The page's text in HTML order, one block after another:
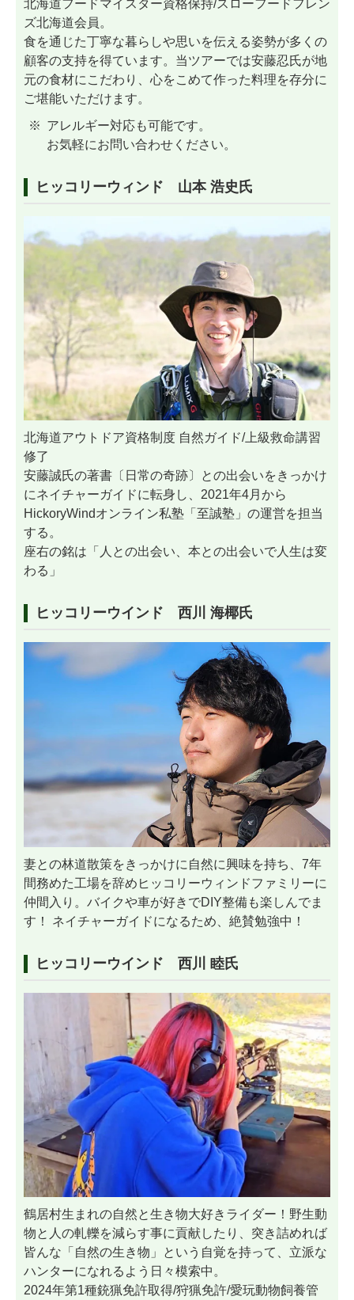
北海道フードマイスター資格保持/スローフードフレン
ズ北海道会員。
食を通じた丁寧な暮らしや思いを伝える姿勢が多くの
顧客の支持を得ています。当ツアーでは安藤忍氏が地
元の食材にこだわり、心をこめて作った料理を存分に
ご堪能いただけます。
アレルギー対応も可能です。
お気軽にお問い合わせください。
ヒッコリーウィンド 山本 浩史氏
北海道アウトドア資格制度 自然ガイド/上級救命講習
修了
安藤誠氏の著書〔日常の奇跡〕との出会いをきっかけ
にネイチャーガイドに転身し、2021年4月から
HickoryWindオンライン私塾「至誠塾」の運営を担当
する。
座右の銘は「人との出会い、本との出会いで人生は変
わる」
ヒッコリーウインド 西川 海椰氏
妻との林道散策をきっかけに自然に興味を持ち、7年
間務めた工場を辞めヒッコリーウィンドファミリーに
仲間入り。バイクや車が好きでDIY整備も楽しんでま
す！ ネイチャーガイドになるため、絶賛勉強中！
ヒッコリーウインド 西川 睦氏
鶴居村生まれの自然と生き物大好きライダー！野生動
物と人の軋轢を減らす事に貢献したり、突き詰めれば
皆んな「自然の生き物」という自覚を持って、立派な
ハンターになれるよう日々模索中。
2024年第1種銃猟免許取得/狩猟免許/愛玩動物飼養管